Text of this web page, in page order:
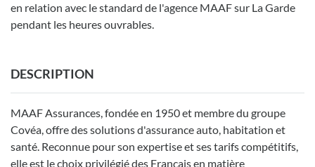
en relation avec le standard de l'agence MAAF sur La Garde
pendant les heures ouvrables.
DESCRIPTION
MAAF Assurances, fondée en 1950 et membre du groupe
Covéa, offre des solutions d'assurance auto, habitation et
santé. Reconnue pour son expertise et ses tarifs compétitifs,
elle est le choix privilégié des Français en matière